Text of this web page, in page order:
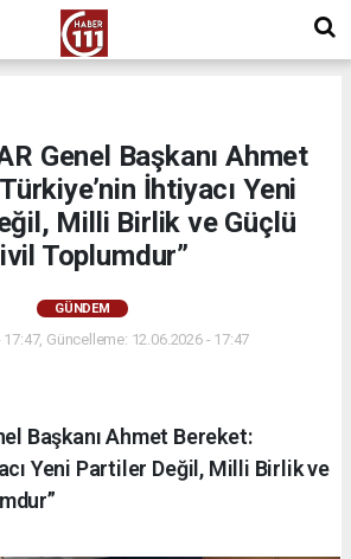
Genel Başkanı Ahmet
İhtiyacı Yeni
Milli Birlik ve Güçlü
Toplumdur”
GÜNDEM
17:47, Güncelleme: 12.06.2026 - 17:47
Başkanı Ahmet Bereket:
Yeni Partiler Değil, Milli Birlik ve